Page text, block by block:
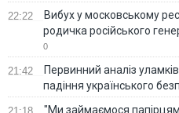
22:22
Вибух у московському
родичка російського
0
21:42
Первинний аналіз
падіння українського
"Ми займаємося